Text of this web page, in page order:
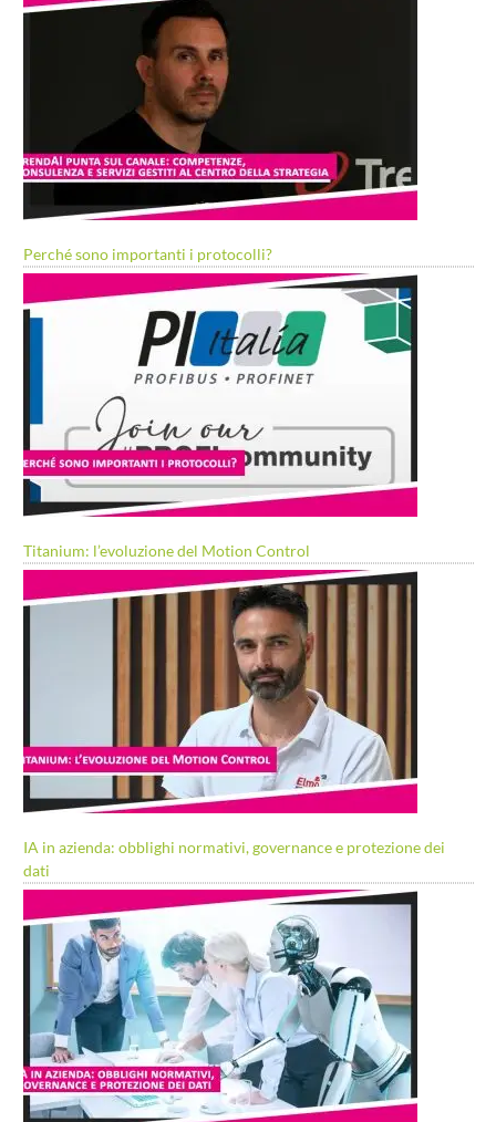
Perché sono importanti i protocolli?
Titanium: l’evoluzione del Motion Control
IA in azienda: obblighi normativi, governance e protezione dei
dati